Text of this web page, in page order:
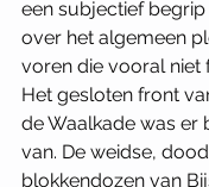
een subjectief
over het algemeen
voren die vooral niet
Het gesloten front
de Waalkade was er
van. De weidse,
blokkendozen van